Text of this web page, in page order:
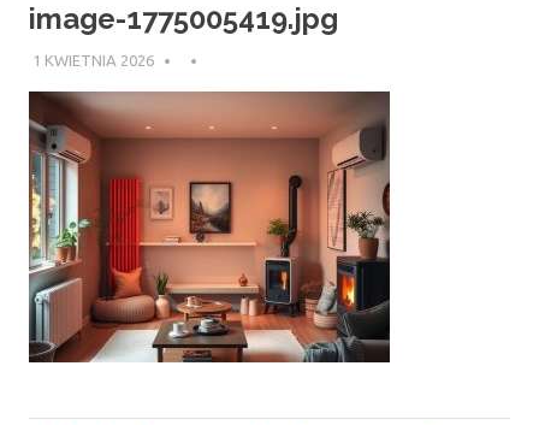
image-1775005419.jpg
1 KWIETNIA 2026